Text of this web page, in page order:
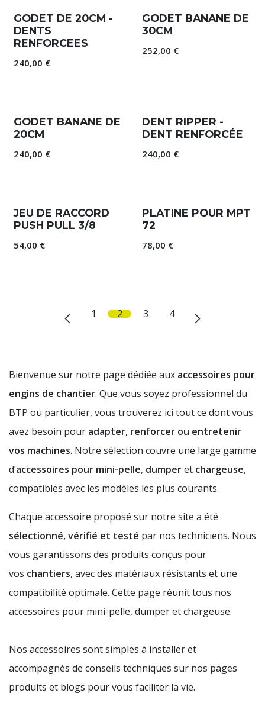
GODET DE 20CM -
DENTS
RENFORCEES
240,00 €
GODET BANANE DE
30CM
252,00 €
GODET BANANE DE
20CM
240,00 €
DENT RIPPER -
DENT RENFORCÉE
240,00 €
JEU DE RACCORD
PUSH PULL 3/8
54,00 €
PLATINE POUR MPT
72
78,00 €
1 2 3 4
Bienvenue sur notre page dédiée aux accessoires pour
engins de chantier. Que vous soyez professionnel du
BTP ou particulier, vous trouverez ici tout ce dont vous
avez besoin pour adapter, renforcer ou entretenir
vos machines. Notre sélection couvre une large gamme
d’accessoires pour mini-pelle, dumperet chargeuse,
compatibles avec les modèles les plus courants.
Chaque accessoire proposé sur notre site a été
sélectionné, vérifié et testé par nos techniciens. Nous
vous garantissons des produits conçus pour
vos chantiers, avec des matériaux résistants et une
compatibilité optimale. Cette page réunit tous nos
accessoires pour mini-pelle, dumper et chargeuse.
Nos accessoires sont simples à installer et
accompagnés de conseils techniques sur nos pages
produits et blogs pour vous faciliter la vie.